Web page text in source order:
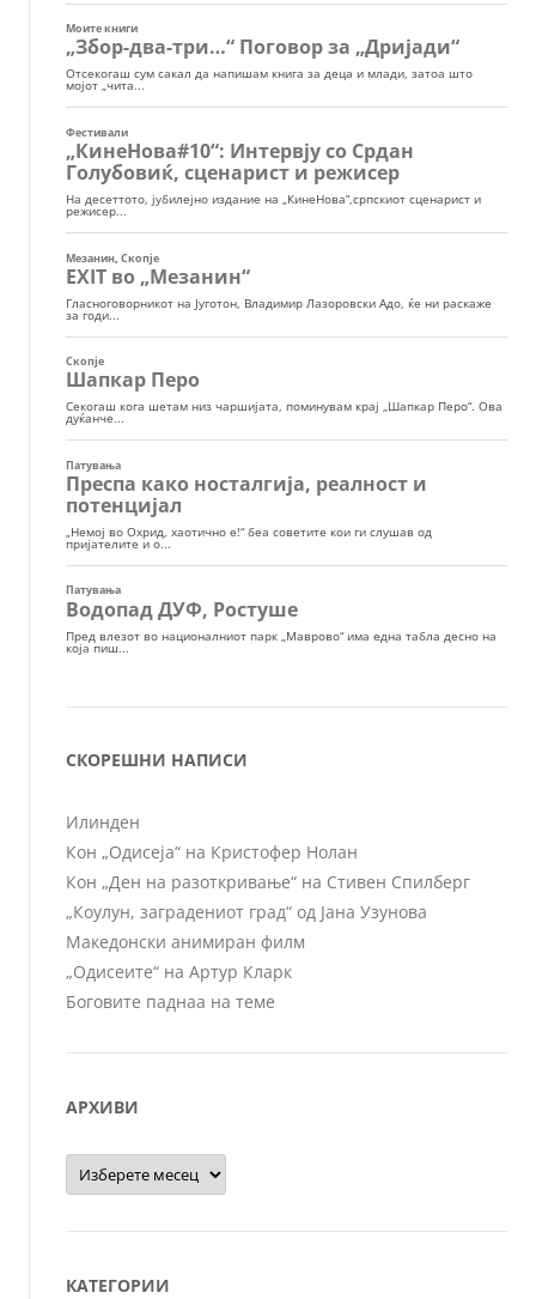
СКОРЕШНИ НАПИСИ
Илинден
Кон „Одисеја“ на Кристофер Нолан
Кон „Ден на разоткривање“ на Стивен Спилберг
„Коулун, заградениот град“ од Јана Узунова
Македонски анимиран филм
„Одисеите“ на Артур Кларк
Боговите паднаа на теме
АРХИВИ
Архиви
КАТЕГОРИИ